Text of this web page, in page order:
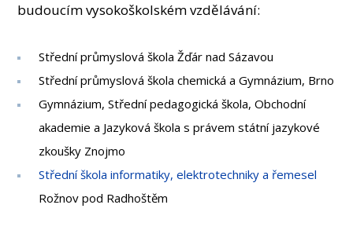
MÉDIA
KONTAKT
budoucím vysokoškolském vzdělávání:
Střední průmyslová škola Žďár nad Sázavou
Střední průmyslová škola chemická a Gymnázium, Brno
Gymnázium, Střední pedagogická škola, Obchodní
akademie a Jazyková škola s právem státní jazykové
zkoušky Znojmo
Střední škola informatiky, elektrotechniky a řemesel
Rožnov pod Radhoštěm